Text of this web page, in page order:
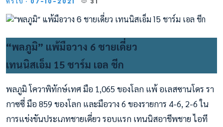
“พลภูมิ” แพ้มือวาง 6 ชายเดี่ยว
เทนนิสเอ็ม 15 ชาร์ม เอล ชีก
พลภูมิ โควาพิทักษ์เทศ มือ 1,065 ของโลก แพ้ อเลสซานโดร รา
กาซซี่ มือ 859 ของโลก และมือวาง 6 ของรายการ 4-6, 2-6 ใน
การแข่งขันประเภทชายเดี่ยว รอบแรก เทนนิสอาชีพชาย ไอที